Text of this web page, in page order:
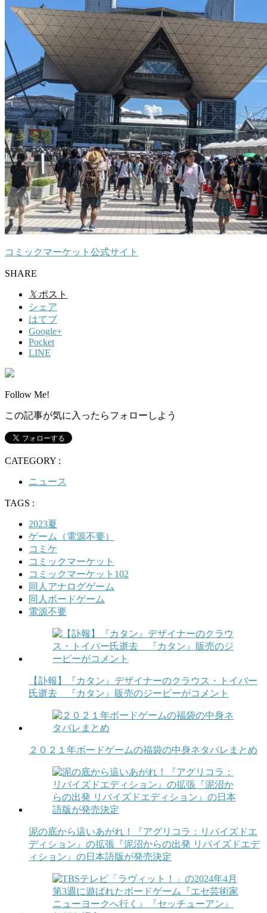
コミックマーケット公式サイト
SHARE
𝕏 ポスト
シェア
はてブ
Google+
Pocket
LINE
Follow Me!
この記事が気に入ったらフォローしよう
CATEGORY :
ニュース
TAGS :
2023夏
ゲーム（電源不要）
コミケ
コミックマーケット
コミックマーケット102
同人アナログゲーム
同人ボードゲーム
電源不要
【訃報】『カタン』デザイナーのクラウス・トイバー
氏逝去 『カタン』販売のジーピーがコメント
２０２１年ボードゲームの福袋の中身ネタバレまとめ
泥の底から這いあがれ！『アグリコラ：リバイズドエ
ディション』の拡張『泥沼からの出発 リバイズドエデ
ィション』の日本語版が発売決定